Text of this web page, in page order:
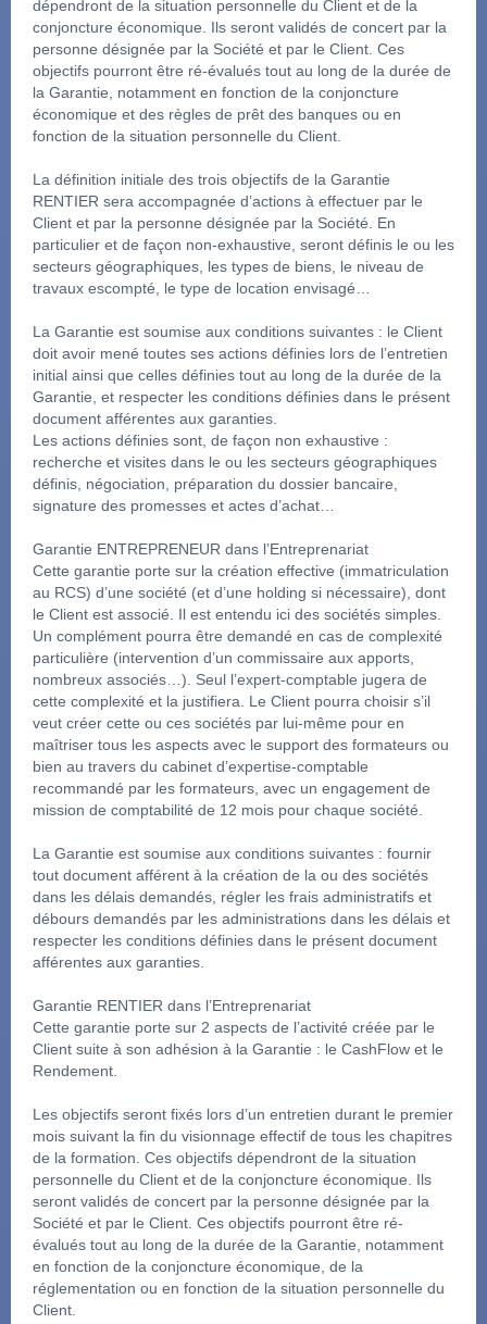
dépendront de la situation personnelle du Client et de la
conjoncture économique. Ils seront validés de concert par la
personne désignée par la Société et par le Client. Ces
objectifs pourront être ré-évalués tout au long de la durée de
la Garantie, notamment en fonction de la conjoncture
économique et des règles de prêt des banques ou en
fonction de la situation personnelle du Client.
La définition initiale des trois objectifs de la Garantie
RENTIER sera accompagnée d’actions à effectuer par le
Client et par la personne désignée par la Société. En
particulier et de façon non-exhaustive, seront définis le ou les
secteurs géographiques, les types de biens, le niveau de
travaux escompté, le type de location envisagé…
La Garantie est soumise aux conditions suivantes : le Client
doit avoir mené toutes ses actions définies lors de l’entretien
initial ainsi que celles définies tout au long de la durée de la
Garantie, et respecter les conditions définies dans le présent
document afférentes aux garanties.
Les actions définies sont, de façon non exhaustive :
recherche et visites dans le ou les secteurs géographiques
définis, négociation, préparation du dossier bancaire,
signature des promesses et actes d’achat…
Garantie ENTREPRENEUR dans l’Entreprenariat
Cette garantie porte sur la création effective (immatriculation
au RCS) d’une société (et d’une holding si nécessaire), dont
le Client est associé. Il est entendu ici des sociétés simples.
Un complément pourra être demandé en cas de complexité
particulière (intervention d’un commissaire aux apports,
nombreux associés…). Seul l’expert-comptable jugera de
cette complexité et la justifiera. Le Client pourra choisir s’il
veut créer cette ou ces sociétés par lui-même pour en
maîtriser tous les aspects avec le support des formateurs ou
bien au travers du cabinet d’expertise-comptable
recommandé par les formateurs, avec un engagement de
mission de comptabilité de 12 mois pour chaque société.
La Garantie est soumise aux conditions suivantes : fournir
tout document afférent à la création de la ou des sociétés
dans les délais demandés, régler les frais administratifs et
débours demandés par les administrations dans les délais et
respecter les conditions définies dans le présent document
afférentes aux garanties.
Garantie RENTIER dans l’Entreprenariat
Cette garantie porte sur 2 aspects de l’activité créée par le
Client suite à son adhésion à la Garantie : le CashFlow et le
Rendement.
Les objectifs seront fixés lors d’un entretien durant le premier
mois suivant la fin du visionnage effectif de tous les chapitres
de la formation. Ces objectifs dépendront de la situation
personnelle du Client et de la conjoncture économique. Ils
seront validés de concert par la personne désignée par la
Société et par le Client. Ces objectifs pourront être ré-
évalués tout au long de la durée de la Garantie, notamment
en fonction de la conjoncture économique, de la
réglementation ou en fonction de la situation personnelle du
Client.